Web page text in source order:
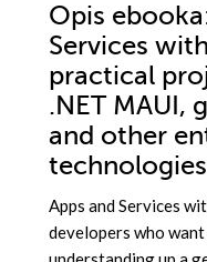
Opis ebooka
Services
practical
.NET MAUI,
and other
technologies
Apps and Services
developers who